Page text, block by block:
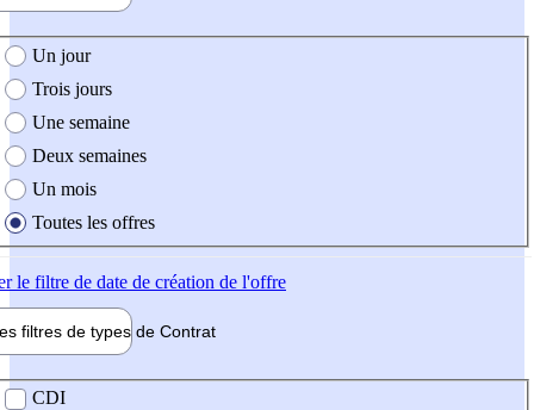
création de l'offre
Un jour
Trois jours
Une semaine
Deux semaines
Un mois
Toutes les offres
le filtre de date de création de l'offre
filtres de types de Contrat
contrat
CDI